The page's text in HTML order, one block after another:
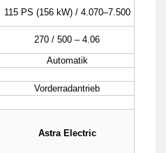
115 PS (156 kW) / 4.070–7.500
270 / 500 – 4.06
Automatik
Vorderradantrieb
Astra Electric